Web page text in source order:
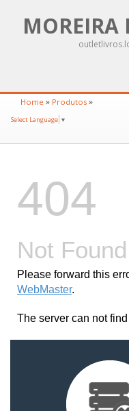
MOREIRA
Home » Produtos »
Select Language ▼